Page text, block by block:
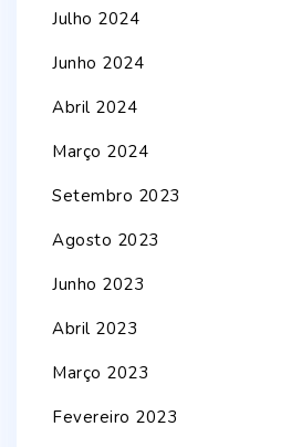
Julho 2024
Junho 2024
Abril 2024
Março 2024
Setembro 2023
Agosto 2023
Junho 2023
Abril 2023
Março 2023
Fevereiro 2023